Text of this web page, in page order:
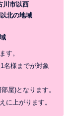
川市以西
北の地域
す。
名様までが対象
屋)となります。
に上がります。